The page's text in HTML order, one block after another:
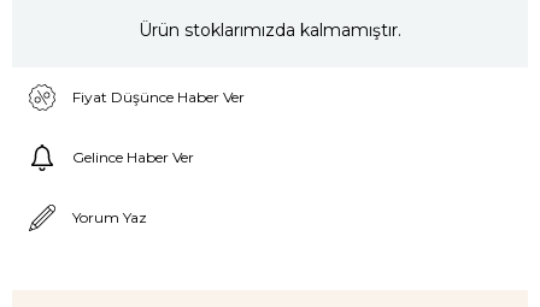
Ürün stoklarımızda kalmamıştır.
Fiyat Düşünce Haber Ver
Gelince Haber Ver
Yorum Yaz